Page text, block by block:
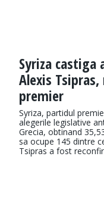
Syriza castiga
Alexis
premier
Syriza, partidul
alegerile legislative
Grecia, obtinand
sa ocupe 145 dintre
Tsipras a fost